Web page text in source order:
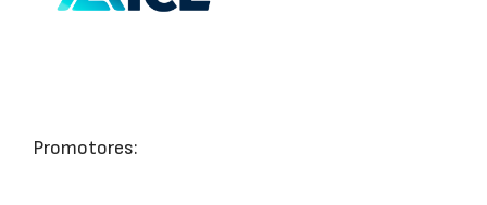
Promotores: